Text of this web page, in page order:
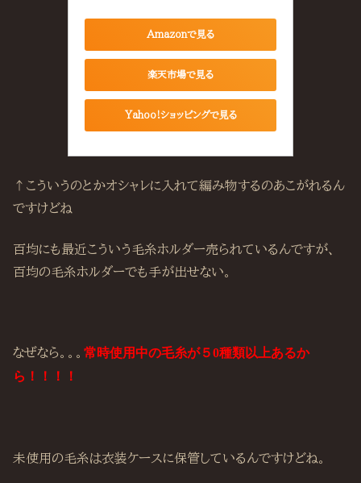
Amazonで見る
楽天市場で見る
Yahoo!ショッピングで見る
↑こういうのとかオシャレに入れて編み物するのあこがれるん
ですけどね
百均にも最近こういう毛糸ホルダー売られているんですが、
百均の毛糸ホルダーでも手が出せない。
なぜなら。。。 常時使用中の毛糸が５0種類以上あるか
ら！！！！
未使用の毛糸は衣装ケースに保管しているんですけどね。